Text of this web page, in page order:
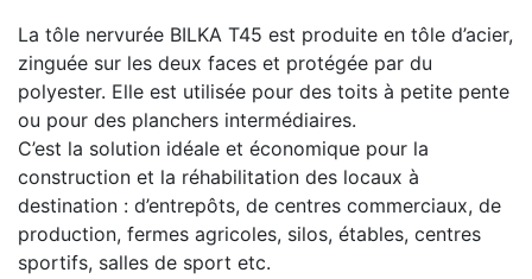
La tôle nervurée BILKA T45 est produite en tôle d’acier,
zinguée sur les deux faces et protégée par du
polyester. Elle est utilisée pour des toits à petite pente
ou pour des planchers intermédiaires.
C’est la solution idéale et économique pour la
construction et la réhabilitation des locaux à
destination : d’entrepôts, de centres commerciaux, de
production, fermes agricoles, silos, étables, centres
sportifs, salles de sport etc.